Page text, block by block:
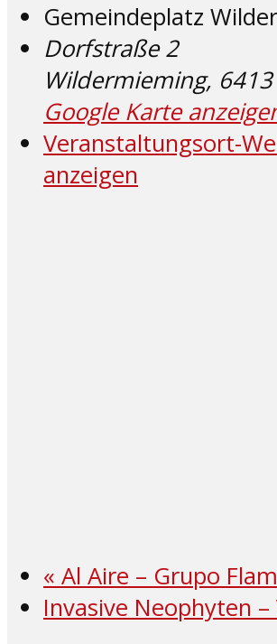
Gemeindeplatz
Dorfstraße 2
Wildermieming, 6413
Google Karte
Veranstaltungsort-
anzeigen
« Al Aire – Grupo
Invasive Neophyten